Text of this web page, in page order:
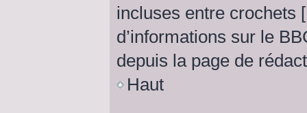
incluses entre crochets
d’informations sur le
depuis la page de
Haut